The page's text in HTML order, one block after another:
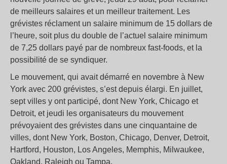
de meilleurs salaires et un meilleur traitement. Les
grévistes réclament un salaire minimum de 15 dollars de
l’heure, soit plus du double de l’actuel salaire minimum
de 7,25 dollars payé par de nombreux fast-foods, et la
possibilité de se syndiquer.
Le mouvement, qui avait démarré en novembre à New
York avec 200 grévistes, s’est depuis élargi. En juillet,
sept villes y ont participé, dont New York, Chicago et
Detroit, et jeudi les organisateurs du mouvement
prévoyaient des grévistes dans une cinquantaine de
villes, dont New York, Boston, Chicago, Denver, Detroit,
Hartford, Houston, Los Angeles, Memphis, Milwaukee,
Oakland, Raleigh ou Tampa.